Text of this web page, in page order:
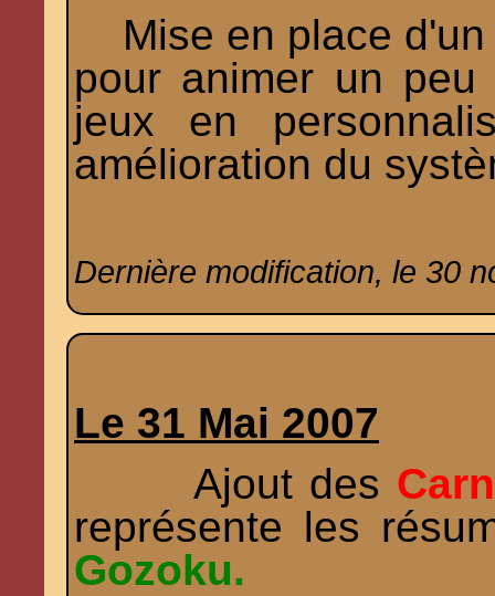
Mise en place d'un
pour animer un
jeux en
amélioration du
Dernière modification, le 30
Le 31 Mai 2007
Ajout des
représente les
Gozoku.